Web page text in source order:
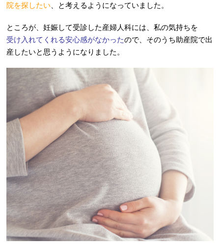
院を探したい 、と考えるようになっていました。
ところが、妊娠して受診した産婦人科には、私の気持ちを
受け入れてくれる安心感がなかったので、そのうち助産院で出
産したいと思うようになりました。